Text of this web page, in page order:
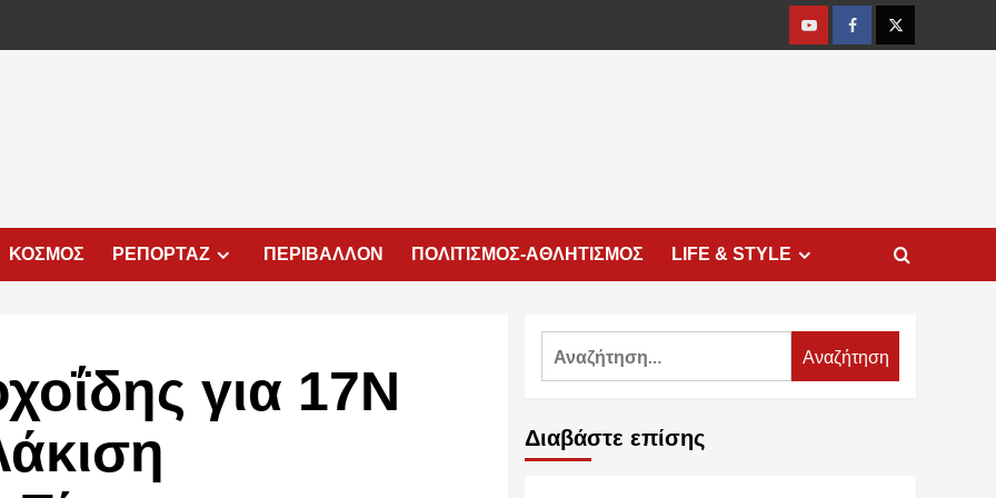
YoutubeFacebookTwitter
ΚΟΣΜΟΣ ΡΕΠΟΡΤΑΖ ΠΕΡΙΒΑΛΛΟΝ ΠΟΛΙΤΙΣΜΟΣ-ΑΘΛΗΤΙΣΜΟΣ LIFE & STYLE
για 17Ν
Αναζήτηση
Διαβάστε επίσης